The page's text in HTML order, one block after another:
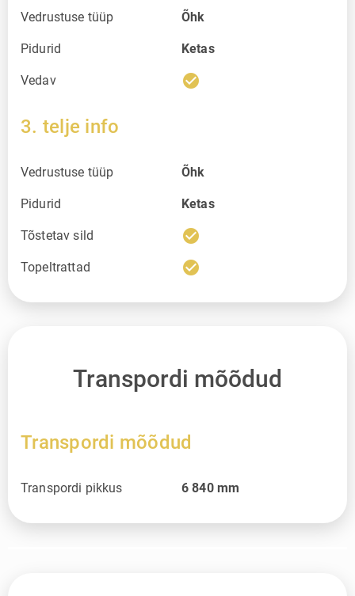
Vedrustuse tüüp Õhk
Pidurid Ketas
Vedav check_circle
3. telje info
Vedrustuse tüüp Õhk
Pidurid Ketas
Tõstetav sild check_circle
Topeltrattad check_circle
Transpordi mõõdud
Transpordi mõõdud
Transpordi pikkus 6 840 mm